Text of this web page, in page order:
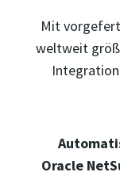
Mit
weltweit
Oracle